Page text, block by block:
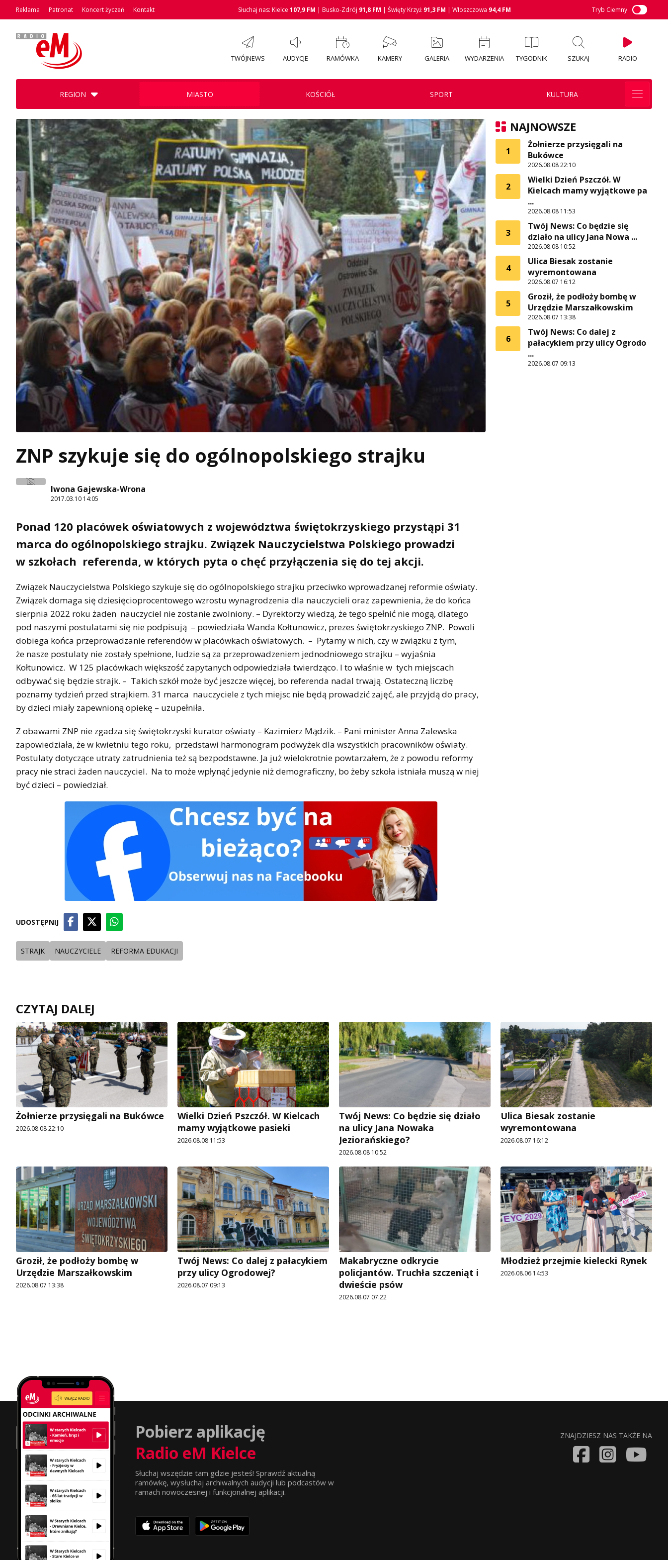
Reklama Patronat Koncert życzeń Kontakt Słuchaj nas: Kielce 107,9 FM | Busko-Zdrój 91,8 FM | Święty Krzyż 91,3 FM | Włoszczowa 94,4 FM Tryb Ciemny
TWÓJNEWS AUDYCJE RAMÓWKA KAMERY GALERIA WYDARZENIA TYGODNIK SZUKAJ RADIO
REGION MIASTO KOŚCIÓŁ SPORT KULTURA
ZNP szykuje się do ogólnopolskiego strajku
Iwona Gajewska-Wrona
2017.03.10 14:05
Ponad 120 placówek oświatowych z województwa świętokrzyskiego przystąpi 31
marca do ogólnopolskiego strajku. Związek Nauczycielstwa Polskiego prowadzi
w szkołach referenda, w których pyta o chęć przyłączenia się do tej akcji.
Związek Nauczycielstwa Polskiego szykuje się do ogólnopolskiego strajku przeciwko wprowadzanej reformie oświaty.
Związek domaga się dziesięcioprocentowego wzrostu wynagrodzenia dla nauczycieli oraz zapewnienia, że do końca
sierpnia 2022 roku żaden nauczyciel nie zostanie zwolniony. – Dyrektorzy wiedzą, że tego spełnić nie mogą, dlatego
pod naszymi postulatami się nie podpisują – powiedziała Wanda Kołtunowicz, prezes świętokrzyskiego ZNP. Powoli
dobiega końca przeprowadzanie referendów w placówkach oświatowych. – Pytamy w nich, czy w związku z tym,
że nasze postulaty nie zostały spełnione, ludzie są za przeprowadzeniem jednodniowego strajku – wyjaśnia
Kołtunowicz. W 125 placówkach większość zapytanych odpowiedziała twierdząco. I to właśnie w tych miejscach
odbywać się będzie strajk. – Takich szkół może być jeszcze więcej, bo referenda nadal trwają. Ostateczną liczbę
poznamy tydzień przed strajkiem. 31 marca nauczyciele z tych miejsc nie będą prowadzić zajęć, ale przyjdą do pracy,
by dzieci miały zapewnioną opiekę – uzupełniła.
Z obawami ZNP nie zgadza się świętokrzyski kurator oświaty – Kazimierz Mądzik. – Pani minister Anna Zalewska
zapowiedziała, że w kwietniu tego roku, przedstawi harmonogram podwyżek dla wszystkich pracowników oświaty.
Postulaty dotyczące utraty zatrudnienia też są bezpodstawne. Ja już wielokrotnie powtarzałem, że z powodu reformy
pracy nie straci żaden nauczyciel. Na to może wpłynąć jedynie niż demograficzny, bo żeby szkoła istniała muszą w niej
być dzieci – powiedział.
UDOSTĘPNIJ
STRAJK NAUCZYCIELE REFORMA EDUKACJI
NAJNOWSZE
1
Żołnierze przysięgali na
Bukówce
2026.08.08 22:10
2
Wielki Dzień Pszczół. W
Kielcach mamy wyjątkowe pa
...
2026.08.08 11:53
3
Twój News: Co będzie się
działo na ulicy Jana Nowa ...
2026.08.08 10:52
4
Ulica Biesak zostanie
wyremontowana
2026.08.07 16:12
5
Groził, że podłoży bombę w
Urzędzie Marszałkowskim
2026.08.07 13:38
6
Twój News: Co dalej z
pałacykiem przy ulicy Ogrodo
...
2026.08.07 09:13
CZYTAJ DALEJ
Żołnierze przysięgali na Bukówce
2026.08.08 22:10
Wielki Dzień Pszczół. W Kielcach
mamy wyjątkowe pasieki
2026.08.08 11:53
Twój News: Co będzie się działo
na ulicy Jana Nowaka
Jeziorańskiego?
2026.08.08 10:52
Ulica Biesak zostanie
wyremontowana
2026.08.07 16:12
Groził, że podłoży bombę w
Urzędzie Marszałkowskim
2026.08.07 13:38
Twój News: Co dalej z pałacykiem
przy ulicy Ogrodowej?
2026.08.07 09:13
Makabryczne odkrycie
policjantów. Truchła szczeniąt i
dwieście psów
2026.08.07 07:22
Młodzież przejmie kielecki Rynek
2026.08.06 14:53
Pobierz aplikację
Radio eM Kielce
Słuchaj wszędzie tam gdzie jesteś! Sprawdź aktualną
ramówkę, wysłuchaj archiwalnych audycji lub podcastów w
ramach nowoczesnej i funkcjonalnej aplikacji.
ZNAJDZIESZ NAS TAKŻE NA